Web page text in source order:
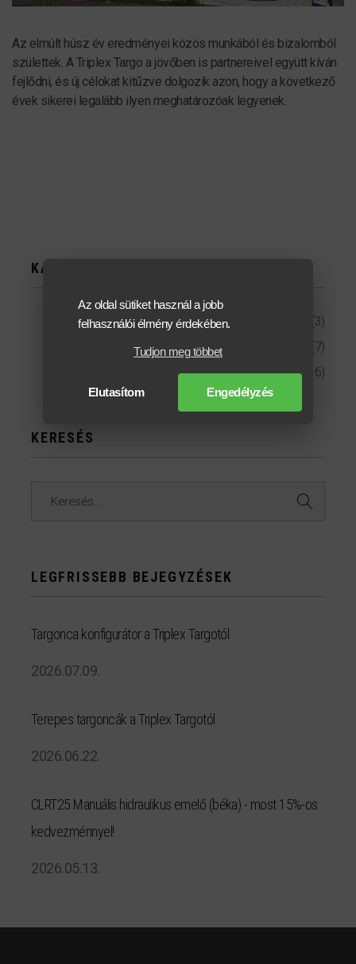
Az oldal sütiket használ a jobb
felhasználói élmény érdekében.
Tudjon meg többet
Elutasítom Engedélyzés
Az elmúlt húsz év eredményei közös munkából és bizalomból
születtek. A Triplex Targo a jövőben is partnereivel együtt kíván
fejlődni, és új célokat kitűzve dolgozik azon, hogy a következő
évek sikerei legalább ilyen meghatározóak legyenek.
KATEGÓRIÁK
Targonca bemutatók
(3)
(7)
(36)
KERESÉS
Keresés...
LEGFRISSEBB BEJEGYZÉSEK
Targonca konfigurátor a Triplex Targotól
2026.07.09.
Terepes targoncák a Triplex Targotól
2026.06.22.
CLRT25 Manuális hidraulikus emelő (béka) - most 15%-os
kedvezménnyel!
2026.05.13.